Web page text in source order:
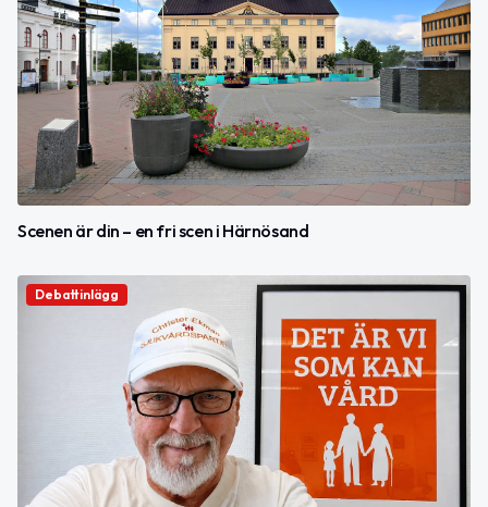
Scenen är din – en fri scen i Härnösand
Debattinlägg